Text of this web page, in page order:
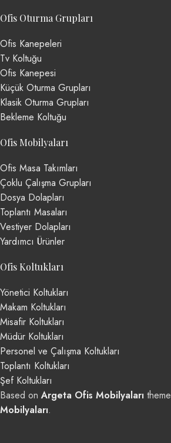
Ofis Oturma Grupları
Ofis Kanepeleri
Tv Koltuğu
Ofis Kanepesi
Küçük Oturma Grupları
Klasik Oturma Grupları
Bekleme Koltuğu
Ofis Mobilyaları
Ofis Masa Takımları
Çoklu Çalışma Grupları
Dosya Dolapları
Toplantı Masaları
Vestiyer Dolapları
Yardımcı Ürünler
Ofis Koltukları
Yönetici Koltukları
Makam Koltukları
Misafir Koltukları
Müdür Koltukları
Personel ve Çalışma Koltukları
Toplantı Koltukları
Şef Koltukları
Based onArgeta Ofis Mobilyaları theme
Mobilyaları.